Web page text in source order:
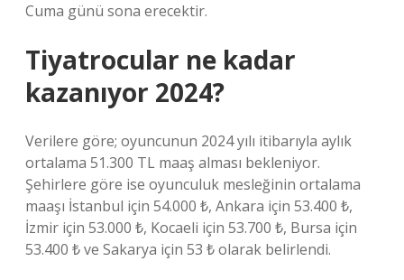
Cuma günü sona erecektir.
Tiyatrocular ne kadar
kazanıyor 2024?
Verilere göre; oyuncunun 2024 yılı itibarıyla aylık
ortalama 51.300 TL maaş alması bekleniyor.
Şehirlere göre ise oyunculuk mesleğinin ortalama
maaşı İstanbul için 54.000 ₺, Ankara için 53.400 ₺,
İzmir için 53.000 ₺, Kocaeli için 53.700 ₺, Bursa için
53.400 ₺ ve Sakarya için 53 ₺ olarak belirlendi.